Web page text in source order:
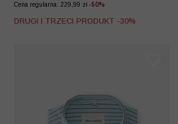
Cena regularna: 229,99 zł -50%
DRUGI I TRZECI PRODUKT -30%